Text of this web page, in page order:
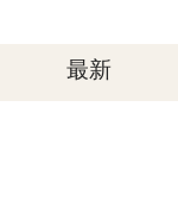
最新